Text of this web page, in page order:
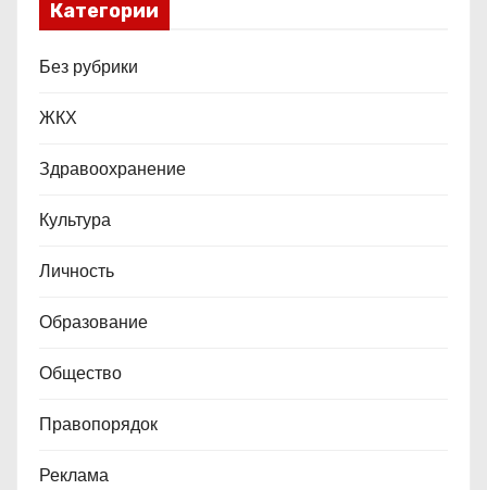
Категории
Без рубрики
ЖКХ
Здравоохранение
Культура
Личность
Образование
Общество
Правопорядок
Реклама